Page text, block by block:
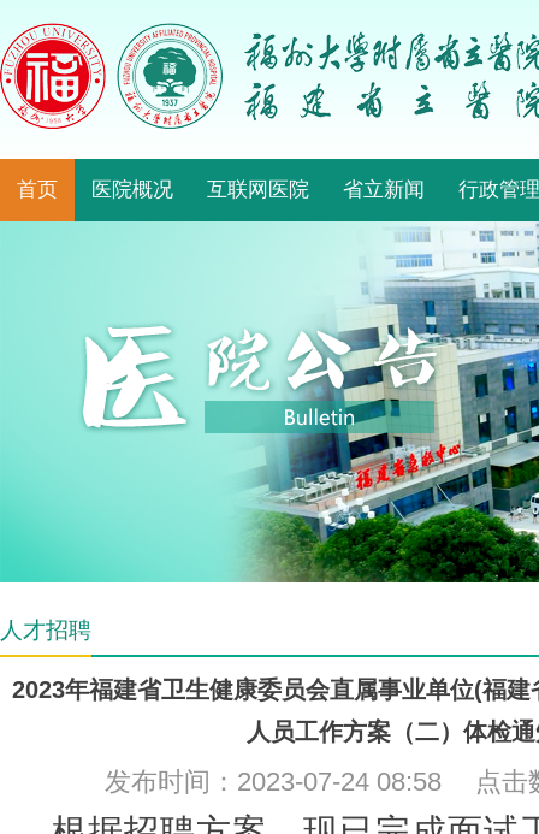
首页 医院概况 互联网医院 省立新闻 行政管理
人才招聘
2023年福建省卫生健康委员会直属事业单位(福
人员工作方案（二）体检
发布时间：2023-07-24 08:58 点击